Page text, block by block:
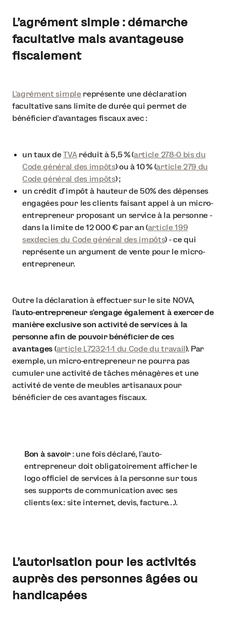
L’agrément simple : démarche
facultative mais avantageuse
fiscalement
L’agrément simplereprésente une déclaration
facultative sans limite de durée qui permet de
bénéficier d’avantages fiscaux avec :
un taux deTVAréduit à 5,5 % (article 278-0 bis du
Code général des impôts) ou à 10 % (article 279 du
Code général des impôts) ;
un crédit d’impôt à hauteur de 50% des dépenses
engagées pour les clients faisant appel à un micro-
entrepreneur proposant un service à la personne -
dans la limite de 12 000 € par an (article 199
sexdecies du Code général des impôts) - ce qui
représente un argument de vente pour le micro-
entrepreneur.
Outre la déclaration à effectuer sur le site NOVA,
l’auto-entrepreneur s’engage également à exercer de
manière exclusive son activité de services à la
personne afin de pouvoir bénéficier de ces
avantages (article L7232-1-1 du Code du travail). Par
exemple, un micro-entrepreneur ne pourra pas
cumuler une activité de tâches ménagères et une
activité de vente de meubles artisanaux pour
bénéficier de ces avantages fiscaux.
Bon à savoir : une fois déclaré, l’auto-
entrepreneur doit obligatoirement afficher le
logo officiel de services à la personne sur tous
ses supports de communication avec ses
clients (ex.: site internet, devis, facture…).
L’autorisation pour les activités
auprès des personnes âgées ou
handicapées